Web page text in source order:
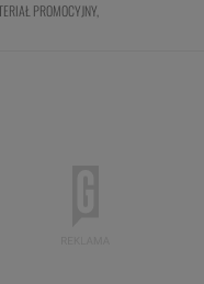
PROMOCYJNY,